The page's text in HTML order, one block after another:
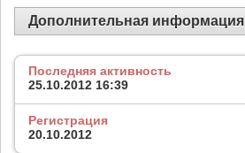
Дополнительная информация
Последняя активность
25.10.2012 16:39
Регистрация
20.10.2012